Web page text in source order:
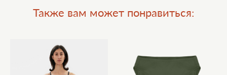
Также вам может понравиться: